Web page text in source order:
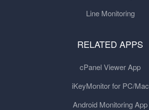
Line Monitoring
RELATED APPS
cPanel Viewer App
iKeyMonitor for PC/Mac
Android Monitoring App